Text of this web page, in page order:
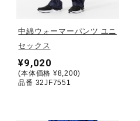
メディカル
コラボ／ライセンス
中綿ウォーマーパンツ ユニ
セックス
¥9,020
(本体価格 ¥8,200)
品番 32JF7551